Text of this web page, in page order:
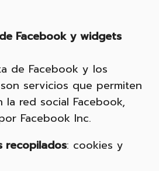
Facebook y widgets
de Facebook y los
servicios que permiten
la red social Facebook,
Facebook Inc.
recopilados: cookies y